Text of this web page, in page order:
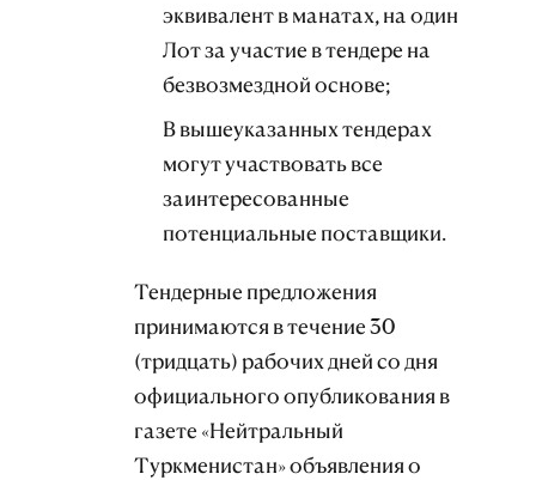
эквивалент в манатах, на один
Лот за участие в тендере на
безвозмездной основе;
В вышеуказанных тендерах
могут участвовать все
заинтересованные
потенциальные поставщики.
Тендерные предложения
принимаются в течение 30
(тридцать) рабочих дней со дня
официального опубликования в
газете «Нейтральный
Туркменистан» объявления о